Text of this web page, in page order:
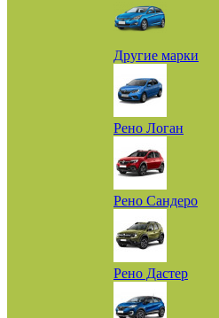
Другие марки
Рено Логан
Рено Сандеро
Рено Дастер